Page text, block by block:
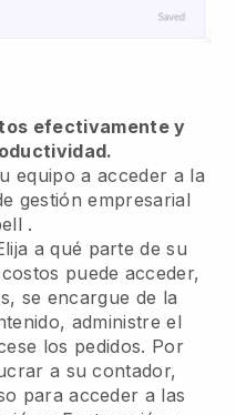
efectivamente y
equipo a acceder a la
gestión empresarial
.
a qué parte de su
puede acceder,
se encargue de la
administre el
los pedidos. Por
a su contador,
para acceder a las